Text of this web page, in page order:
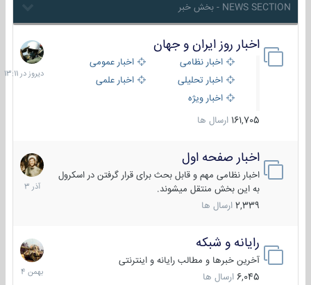
NEWS SECTION - بخش خبر
اخبار روز ایران و جهان
اخبار نظامی
اخبار عمومی
اخبار تحلیلی
اخبار علمی
اخبار ویژه
161,705 ارسال ها
دیروز
در
13:11
اخبار صفحه اول
اخبار نظامی مهم و قابل بحث برای قرار گرفتن در اسکرول
به این بخش منتقل میشوند.
2,339 ارسال ها
7
آذر
1403
رایانه و شبکه
آخرین خبرها و مطالب رایانه و اینترنتی
6,045 ارسال ها
30
بهمن
1404